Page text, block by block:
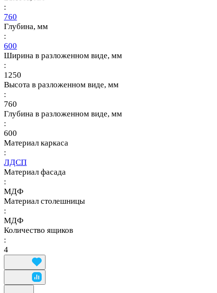
:
760
Глубина, мм
:
600
Ширина в разложенном виде, мм
:
1250
Высота в разложенном виде, мм
:
760
Глубина в разложенном виде, мм
:
600
Материал каркаса
:
ЛДСП
Материал фасада
:
МДФ
Материал столешницы
:
МДФ
Количество ящиков
:
4